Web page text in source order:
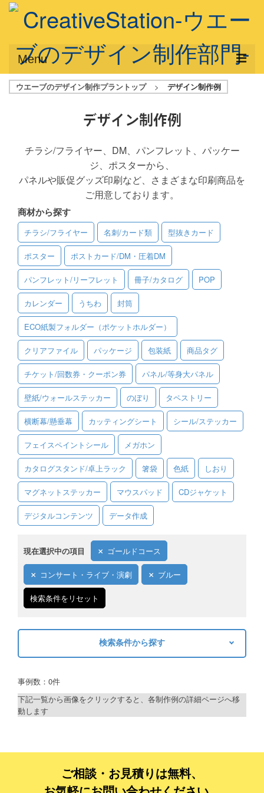
Menu
サービス概要
デザインプラン
フルデザイン
データ修正
写真からイラスト作成
デザイン制作例
ご利用料金
ご利用ガイド
ご利用の流れ
ご注文方法について
キャンセルについて
FAQ（よくあるご質問）
資料をダウンロード
ご利用規約
お見積り・お問合せ
ウエーブのデザイン制作プラントップ > デザイン制作例
デザイン制作例
チラシ/フライヤー、DM、パンフレット、パッケー
ジ、ポスターから、
パネルや販促グッズ印刷など、さまざまな印刷商品を
ご用意しております。
商材から探す
チラシ/フライヤー 名刺/カード類 型抜きカード
ポスター ポストカード/DM・圧着DM
パンフレット/リーフレット 冊子/カタログ POP
カレンダー うちわ 封筒
ECO紙製フォルダー（ポケットホルダー）
クリアファイル パッケージ 包装紙 商品タグ
チケット/回数券・クーポン券 パネル/等身大パネル
壁紙/ウォールステッカー のぼり タペストリー
横断幕/懸垂幕 カッティングシート シール/ステッカー
フェイスペイントシール メガホン
カタログスタンド/卓上ラック 箸袋 色紙 しおり
マグネットステッカー マウスパッド CDジャケット
デジタルコンテンツ データ作成
現在選択中の項目 ゴールドコース
コンサート・ライブ・演劇 ブルー
検索条件をリセット
検索条件から探す
制作プランで探す
ベーシックコース
シルバーコース
事例数：0件
下記一覧から画像をクリックすると、各制作例の詳細ページへ移
動します
ご相談・お見積りは無料、